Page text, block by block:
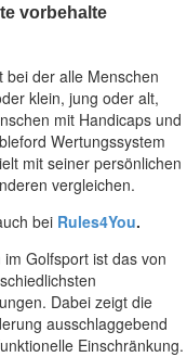
vorbehalte
bei der alle Menschen
klein, jung oder alt,
mit Handicaps und
Wertungssystem
mit seiner persönlichen
vergleichen.
bei Rules4You.
Golfsport ist das von
Dabei zeigt die
ausschlaggebend
Einschränkung.